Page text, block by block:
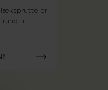
er
rundt i